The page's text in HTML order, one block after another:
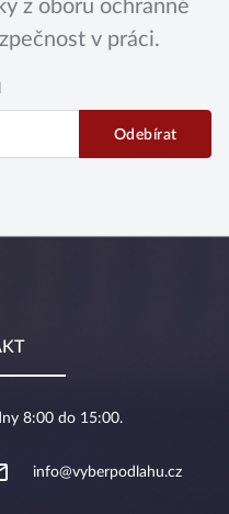
z oboru ochranné
v práci.
8:00 do 15:00.
info@vyberpodlahu.cz